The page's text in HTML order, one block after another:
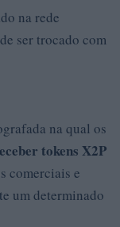
na rede
ser trocado com
na qual os
tokens X2P
comerciais e
um determinado